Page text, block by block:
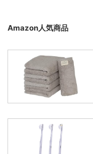
Amazon人気商品